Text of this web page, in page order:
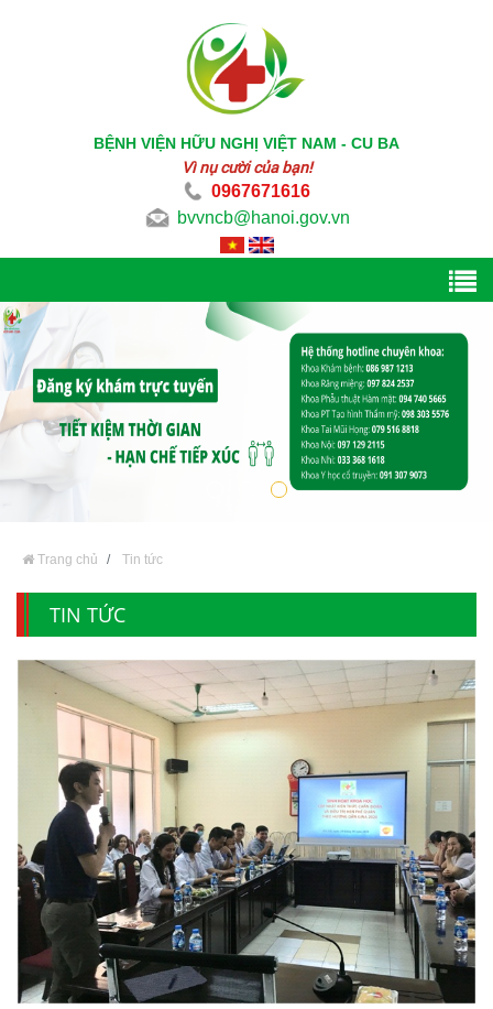
BỆNH VIỆN HỮU NGHỊ VIỆT NAM - CU BA
Vì nụ cười của bạn!
0967671616
bvvncb@hanoi.gov.vn
Trang chủ Tin tức
TIN TỨC